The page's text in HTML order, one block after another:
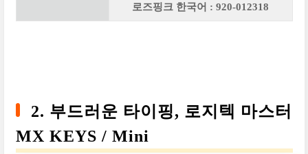
로즈핑크 한국어 : 920-012318
2. 부드러운 타이핑, 로지텍 마스터
MX KEYS / Mini